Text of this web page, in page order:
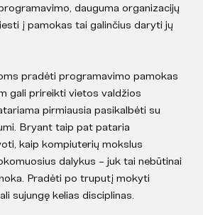
dauguma organizacijų
į pamokas tai galinčius daryti jų
pradėti programavimo pamokas
gali prireikti vietos valdžios
pirmiausia pasikalbėti su
Bryant taip pat pataria
kaip kompiuterių mokslus
dalykus – juk tai nebūtinai
Pradėti po truputį mokyti
sujungę kelias disciplinas.